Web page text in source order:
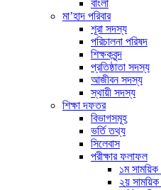
বাংলা
মা’হাদ পরিবার
শূরা সদস্য
পরিচালনা পরিষদ
শিক্ষকবৃন্দ
প্রতিষ্ঠাতা সদস্য
আজীবন সদস্য
স্থায়ী সদস্য
শিক্ষা দফতর
বিভাগসমূহ
ভর্তি তথ্য
সিলেবাস
পরীক্ষার ফলাফল
১ম সাময়িক
২য় সাময়িক